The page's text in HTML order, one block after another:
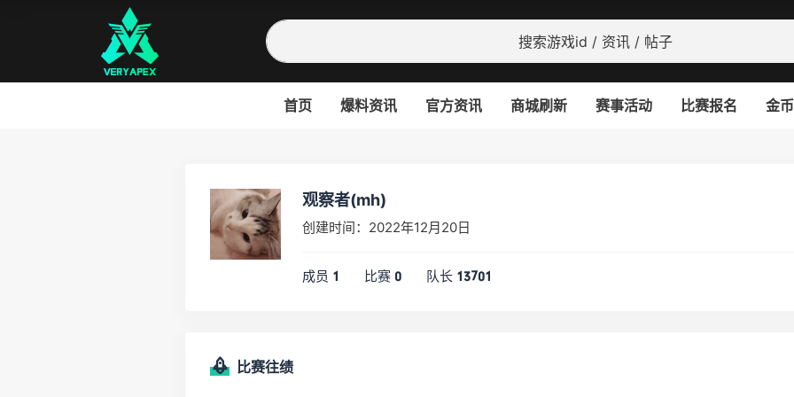
首页 爆料资讯 官方资讯 商城刷新 赛事活动 比赛报名 金
观察者(mh)
创建时间：2022年12月20日
成员 1 比赛 0 队长 13701
比赛往绩